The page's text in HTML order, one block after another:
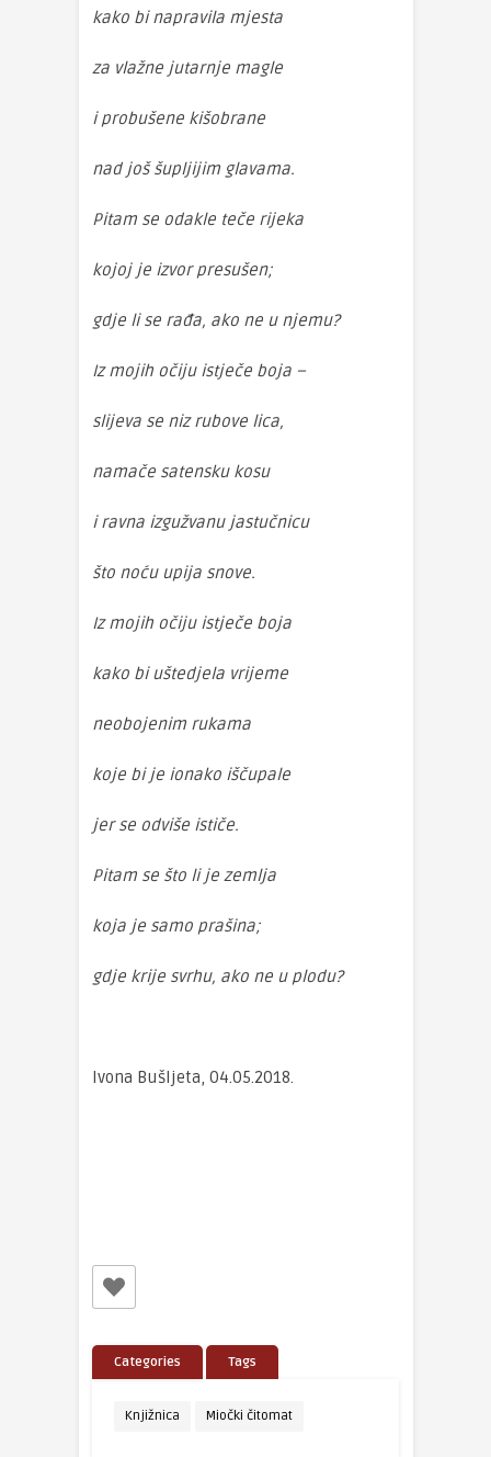
kako bi napravila mjesta
za vlažne jutarnje magle
i probušene kišobrane
nad još šupljijim glavama.
Pitam se odakle teče rijeka
kojoj je izvor presušen;
gdje li se rađa, ako ne u njemu?
Iz mojih očiju istječe boja –
slijeva se niz rubove lica,
namače satensku kosu
i ravna izgužvanu jastučnicu
što noću upija snove.
Iz mojih očiju istječe boja
kako bi uštedjela vrijeme
neobojenim rukama
koje bi je ionako iščupale
jer se odviše ističe.
Pitam se što li je zemlja
koja je samo prašina;
gdje krije svrhu, ako ne u plodu?
Ivona Bušljeta, 04.05.2018.
Categories Tags
Knjižnica Miočki čitomat